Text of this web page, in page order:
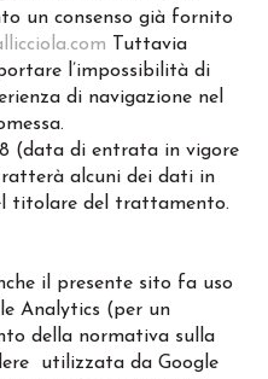
un consenso già fornito
Tuttavia
l’impossibilità di
di navigazione nel
(data di entrata in vigore
alcuni dei dati in
titolare del trattamento.
il presente sito fa uso
Analytics (per un
della normativa sulla
utilizzata da Google